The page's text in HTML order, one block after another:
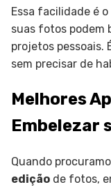
Essa facilidade é
suas fotos podem
projetos pessoais.
sem precisar de
Melhores
Embelezar
Quando
edição de fotos,